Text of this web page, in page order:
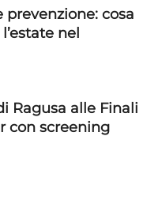
prevenzione: cosa
nel
Ragusa alle Finali
con screening